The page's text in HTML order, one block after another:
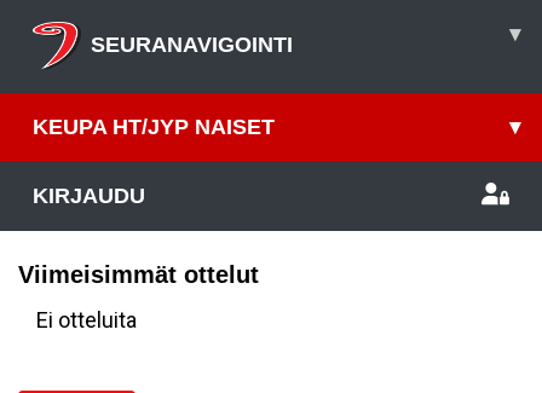
SEURANAVIGOINTI ▾
KEUPA HT/JYP NAISET ▾
KIRJAUDU
Viimeisimmät ottelut
Ei otteluita